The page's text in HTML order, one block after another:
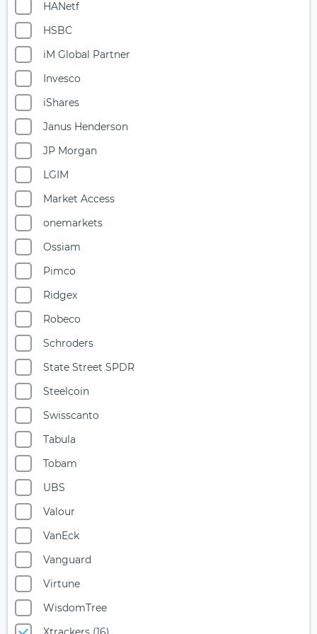
Klimawandel
Konsum
Kreislaufwirtschaft
Kryptowährungen
Künstliche Intelligenz (1)
Landwirtschaft
Luft- und Raumfahrt
Luxus & Lifestyle
Master Limited Partnerships (MLP)
Medizintechnik
Metaverse
Millennials
Multi-Asset
Nahrungsmittel- und Getränkeindustrie
Ölaktien
Private Equity
Quantencomputing
Reise & Freizeit
Robotik
Rüstungsindustrie
Seltene Erden
Silberminen
Smart City
Solarenergie
Starke Marken (1)
Telekommunikation
Uran
HANetf
HSBC
iM Global Partner
Invesco
iShares
Janus Henderson
JP Morgan
LGIM
Market Access
onemarkets
Ossiam
Pimco
Ridgex
Robeco
Schroders
State Street SPDR
Steelcoin
Swisscanto
Tabula
Tobam
UBS
Valour
VanEck
Vanguard
Virtune
WisdomTree